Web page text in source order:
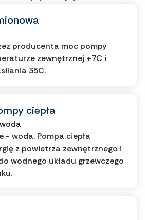
producenta moc pompy
zewnętrznej +7C i
35C.
ciepła
- woda. Pompa ciepła
z powietrza zewnętrznego i
wodnego układu grzewczego